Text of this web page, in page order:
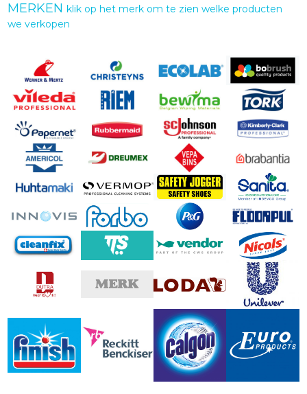
MERKENklik op het merk om te zien welke producten
we verkopen